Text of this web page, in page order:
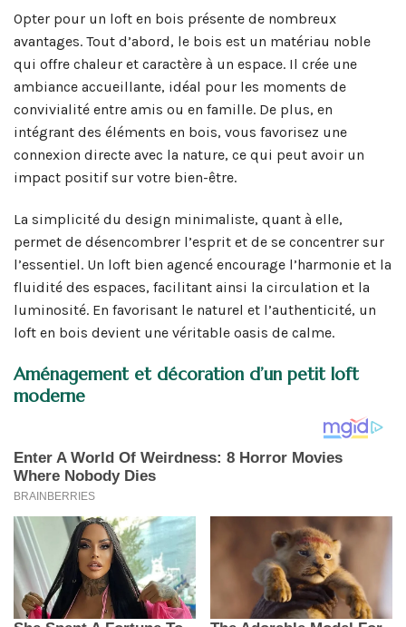
Opter pour un loft en bois présente de nombreux
avantages. Tout d’abord, le bois est un matériau noble
qui offre chaleur et caractère à un espace. Il crée une
ambiance accueillante, idéal pour les moments de
convivialité entre amis ou en famille. De plus, en
intégrant des éléments en bois, vous favorisez une
connexion directe avec la nature, ce qui peut avoir un
impact positif sur votre bien-être.
La simplicité du design minimaliste, quant à elle,
permet de désencombrer l’esprit et de se concentrer sur
l’essentiel. Un loft bien agencé encourage l’harmonie et la
fluidité des espaces, facilitant ainsi la circulation et la
luminosité. En favorisant le naturel et l’authenticité, un
loft en bois devient une véritable oasis de calme.
Aménagement et décoration d’un petit loft
moderne